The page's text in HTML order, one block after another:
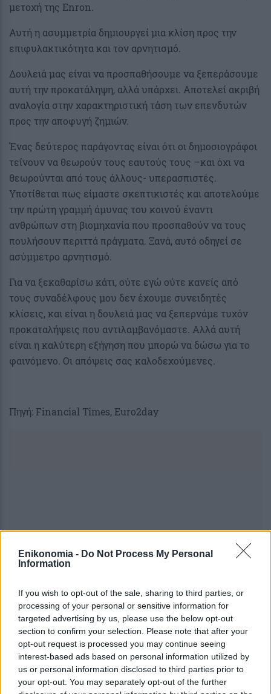
Enikonomia - Do Not Process My Personal
Information
If you wish to opt-out of the sale, sharing to third parties, or
processing of your personal or sensitive information for
targeted advertising by us, please use the below opt-out
section to confirm your selection. Please note that after your
opt-out request is processed you may continue seeing
interest-based ads based on personal information utilized by
us or personal information disclosed to third parties prior to
your opt-out. You may separately opt-out of the further
μετοχή της Enron.
Αυτή η ασυμμετρία δημιουργεί μια κλίση προς την
επιφυλακτικότητα και τον αρνητισμό.
Δουλειά μας είναι να προσπαθήσουμε να ξεπεράσουμε
αυτή την προκατάληψη, αλλά υπάρχει. Αποτελεί ακριβή
αναλογία στην χαρακτηριστική τάση των επενδυτών
προς την αποφυγή ζημιών.
Ένας δεύτερος παράγοντας είναι ότι οι δημοσιογράφοι
τείνουν να θεωρούν τους εαυτούς τους –και όχι να
θεωρούνται από τους άλλους- υπερασπιστές.
Υποτίθεται πως είμαστε σκεπτικιστές και αποτελούμε
την πρώτη γραμμή άμυνας του κοινού έναντι
ανθρώπων στη βιομηχανία που προσπαθούν να τους
πουλήσουν περιττά πράγματα. Ξανά, αυτό οδηγεί σε
ασύμμετρο αρνητισμό.
Για να ξεκαθαρίσω κάτι, ούτε εγώ ούτε κανείς από
τους συναδέλφους μου δεν έχουμε συνειδητές
κλίσεις, και είναι η δουλειά μας να ξεπερνάμε τυχόν
προκαταλήψεις που αντιλαμβανόμαστε. Αλλά αυτή
είναι η καλύτερη εξήγηση που μπορώ να δώσω για το
φαινόμενο. Οι απόψεις σας καλοδεχούμενες.
Πηγή: Financial Times, Euro2day
#ΑΓΟΡΕΣ # ΕΜΠΟΡΕΥΜΑΤΑ #μετοχές
share